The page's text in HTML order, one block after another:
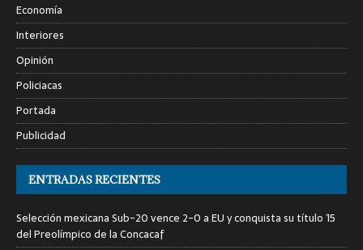
Economía
Interiores
Opinión
Policiacas
Portada
Publicidad
ENTRADAS RECIENTES
Selección mexicana Sub-20 vence 2-0 a EU y conquista su título 15
del Preolímpico de la Concacaf